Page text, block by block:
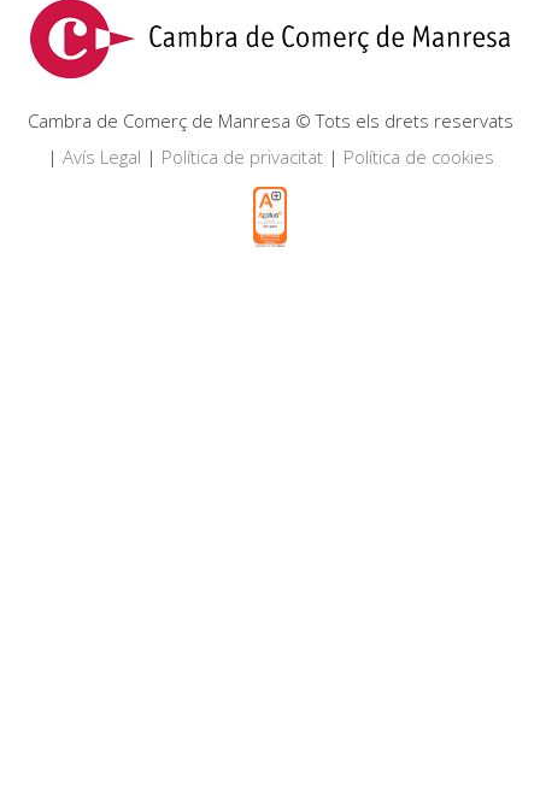
Cambra de Comerç de Manresa © Tots els drets reservats
| Avís Legal | Política de privacitat| Política de cookies